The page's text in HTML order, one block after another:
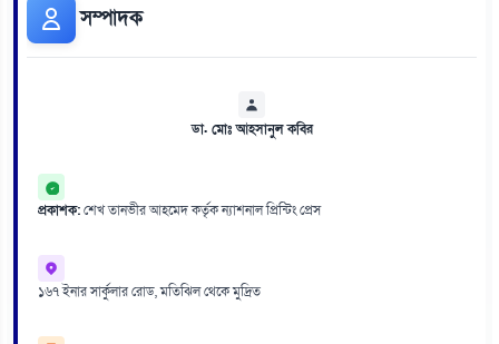
সম্পাদক
ডা. মোঃ আহসানুল কবির
প্রকাশক:শেখ তানভীর আহমেদ কর্তৃক ন্যাশনাল প্রিন্টিং প্রেস
১৬৭ ইনার সার্কুলার রোড, মতিঝিল থেকে মুদ্রিত